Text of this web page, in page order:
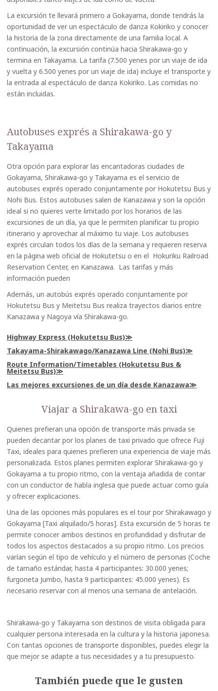
La excursión te llevará primero a Gokayama, donde tendrás la
oportunidad de ver un espectáculo de danza Kokiriko y conocer
la historia de la zona directamente de una familia local. A
continuación, la excursión continúa hacia Shirakawa-go y
termina en Takayama. La tarifa (7.500 yenes por un viaje de ida
y vuelta y 6.500 yenes por un viaje de ida) incluye el transporte y
la entrada al espectáculo de danza Kokiriko. Las comidas no
están incluidas.
Autobuses exprés a Shirakawa-go y
Takayama
Otra opción para explorar las encantadoras ciudades de
Gokayama, Shirakawa-go y Takayama es el servicio de
autobuses exprés operado conjuntamente por Hokutetsu Bus y
Nohi Bus. Estos autobuses salen de Kanazawa y son la opción
ideal si no quieres verte limitado por los horarios de las
excursiones de un día, ya que le permiten planificar tu propio
itinerario y aprovechar al máximo tu viaje. Los autobuses
exprés circulan todos los días de la semana y requieren reserva
en la página web oficial de Hokutetsu o en el Hokuriku Railroad
Reservation Center, en Kanazawa. Las tarifas y más
información pueden
Además, un autobús exprés operado conjuntamente por
Hokutetsu Bus y Meitetsu Bus realiza trayectos diarios entre
Kanazawa y Nagoya vía Shirakawa-go.
Highway Express (Hokutetsu Bus)
Takayama-Shirakawago/Kanazawa Line (Nohi Bus)
Route Information/Timetables (Hokutetsu Bus &
Meitetsu Bus)
Las mejores excursiones de un día desde Kanazawa
Viajar a Shirakawa-go en taxi
Quienes prefieran una opción de transporte más privada se
pueden decantar por los planes de taxi privado que ofrece Fuji
Taxi, ideales para quienes prefieren una experiencia de viaje más
personalizada. Estos planes permiten explorar Shirakawa-go y
Gokayama a tu propio ritmo, con la ventaja añadida de contar
con un conductor de habla inglesa que puede actuar como guía
y ofrecer explicaciones.
Una de las opciones más populares es el tour por Shirakawago y
Gokayama [Taxi alquilado/5 horas]. Esta excursión de 5 horas te
permite conocer ambos destinos en profundidad y disfrutar de
todos los aspectos destacados a su propio ritmo. Los precios
varían según el tipo de vehículo y el número de personas (Coche
de tamaño estándar, hasta 4 participantes: 30.000 yenes;
furgoneta Jumbo, hasta 9 participantes: 45.000 yenes). Es
necesario reservar con al menos una semana de antelación.
Shirakawa-go y Takayama son destinos de visita obligada para
cualquier persona interesada en la cultura y la historia japonesa.
Con tantas opciones de transporte disponibles, puedes elegir la
que mejor se adapte a tus necesidades y a tu presupuesto.
También puede que le gusten